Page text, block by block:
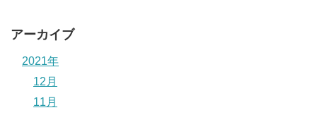
アーカイブ
2021年
12月
11月